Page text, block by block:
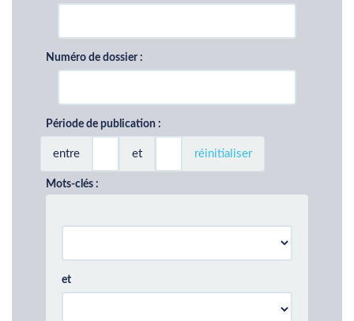
Numéro de dossier :
Période de publication :
entre et réinitialiser
Mots-clés :
et